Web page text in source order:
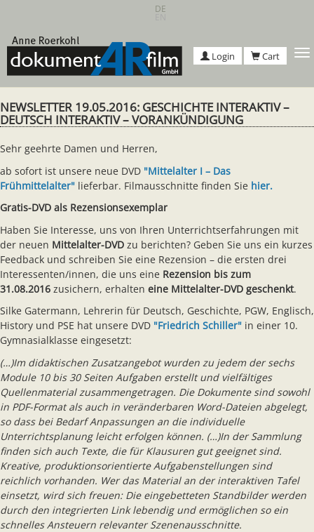
main
content
DE
Login Cart
NEWSLETTER 19.05.2016: GESCHICHTE INTERAKTIV –
DEUTSCH INTERAKTIV – VORANKÜNDIGUNG
Sehr geehrte Damen und Herren,
ab sofort ist unsere neue DVD "Mittelalter I – Das
Frühmittelalter" lieferbar. Filmausschnitte finden Sie hier.
Gratis-DVD als Rezensionsexemplar
Haben Sie Interesse, uns von Ihren Unterrichtserfahrungen mit
der neuen Mittelalter-DVD zu berichten? Geben Sie uns ein kurzes
Feedback und schreiben Sie eine Rezension – die ersten drei
Interessenten/innen, die uns eine Rezension bis zum
31.08.2016 zusichern, erhalten eine Mittelalter-DVD geschenkt.
Silke Gatermann, Lehrerin für Deutsch, Geschichte, PGW, Englisch,
History und PSE hat unsere DVD "Friedrich Schiller" in einer 10.
Gymnasialklasse eingesetzt:
(…)Im didaktischen Zusatzangebot wurden zu jedem der sechs
Module 10 bis 30 Seiten Aufgaben erstellt und vielfältiges
Quellenmaterial zusammengetragen. Die Dokumente sind sowohl
in PDF-Format als auch in veränderbaren Word-Dateien abgelegt,
so dass bei Bedarf Anpassungen an die individuelle
Unterrichtsplanung leicht erfolgen können. (…)In der Sammlung
finden sich auch Texte, die für Klausuren gut geeignet sind.
Kreative, produktionsorientierte Aufgabenstellungen sind
reichlich vorhanden. Wer das Material an der interaktiven Tafel
einsetzt, wird sich freuen: Die eingebetteten Standbilder werden
durch den integrierten Link lebendig und ermöglichen so ein
schnelles Ansteuern relevanter Szenenausschnitte.